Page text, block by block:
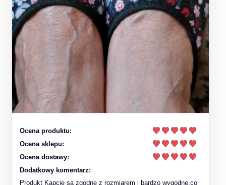
Ocena produktu:
Ocena sklepu:
Ocena dostawy:
Dodatkowy komentarz:
Produkt Kapcie są zgodne z rozmiarem i bardzo wygodne,co